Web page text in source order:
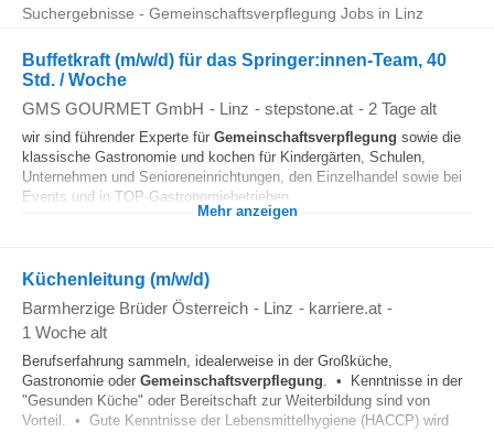
Suchergebnisse - Gemeinschaftsverpflegung Jobs in Linz
Buffetkraft (m/w/d) für das Springer:innen-Team, 40
Std. / Woche
GMS GOURMET GmbH - Linz - stepstone.at - 2 Tage alt
wir sind führender Experte für Gemeinschaftsverpflegung sowie die
klassische Gastronomie und kochen für Kindergärten, Schulen,
Unternehmen und Senioreneinrichtungen, den Einzelhandel sowie bei
Events und in TOP-Gastronomiebetrieben...
Mehr anzeigen
Küchenleitung (m/w/d)
Barmherzige Brüder Österreich - Linz - karriere.at -
1 Woche alt
Berufserfahrung sammeln, idealerweise in der Großküche,
Gastronomie oder Gemeinschaftsverpflegung. • Kenntnisse in der
"Gesunden Küche" oder Bereitschaft zur Weiterbildung sind von
Vorteil. • Gute Kenntnisse der Lebensmittelhygiene (HACCP) wird